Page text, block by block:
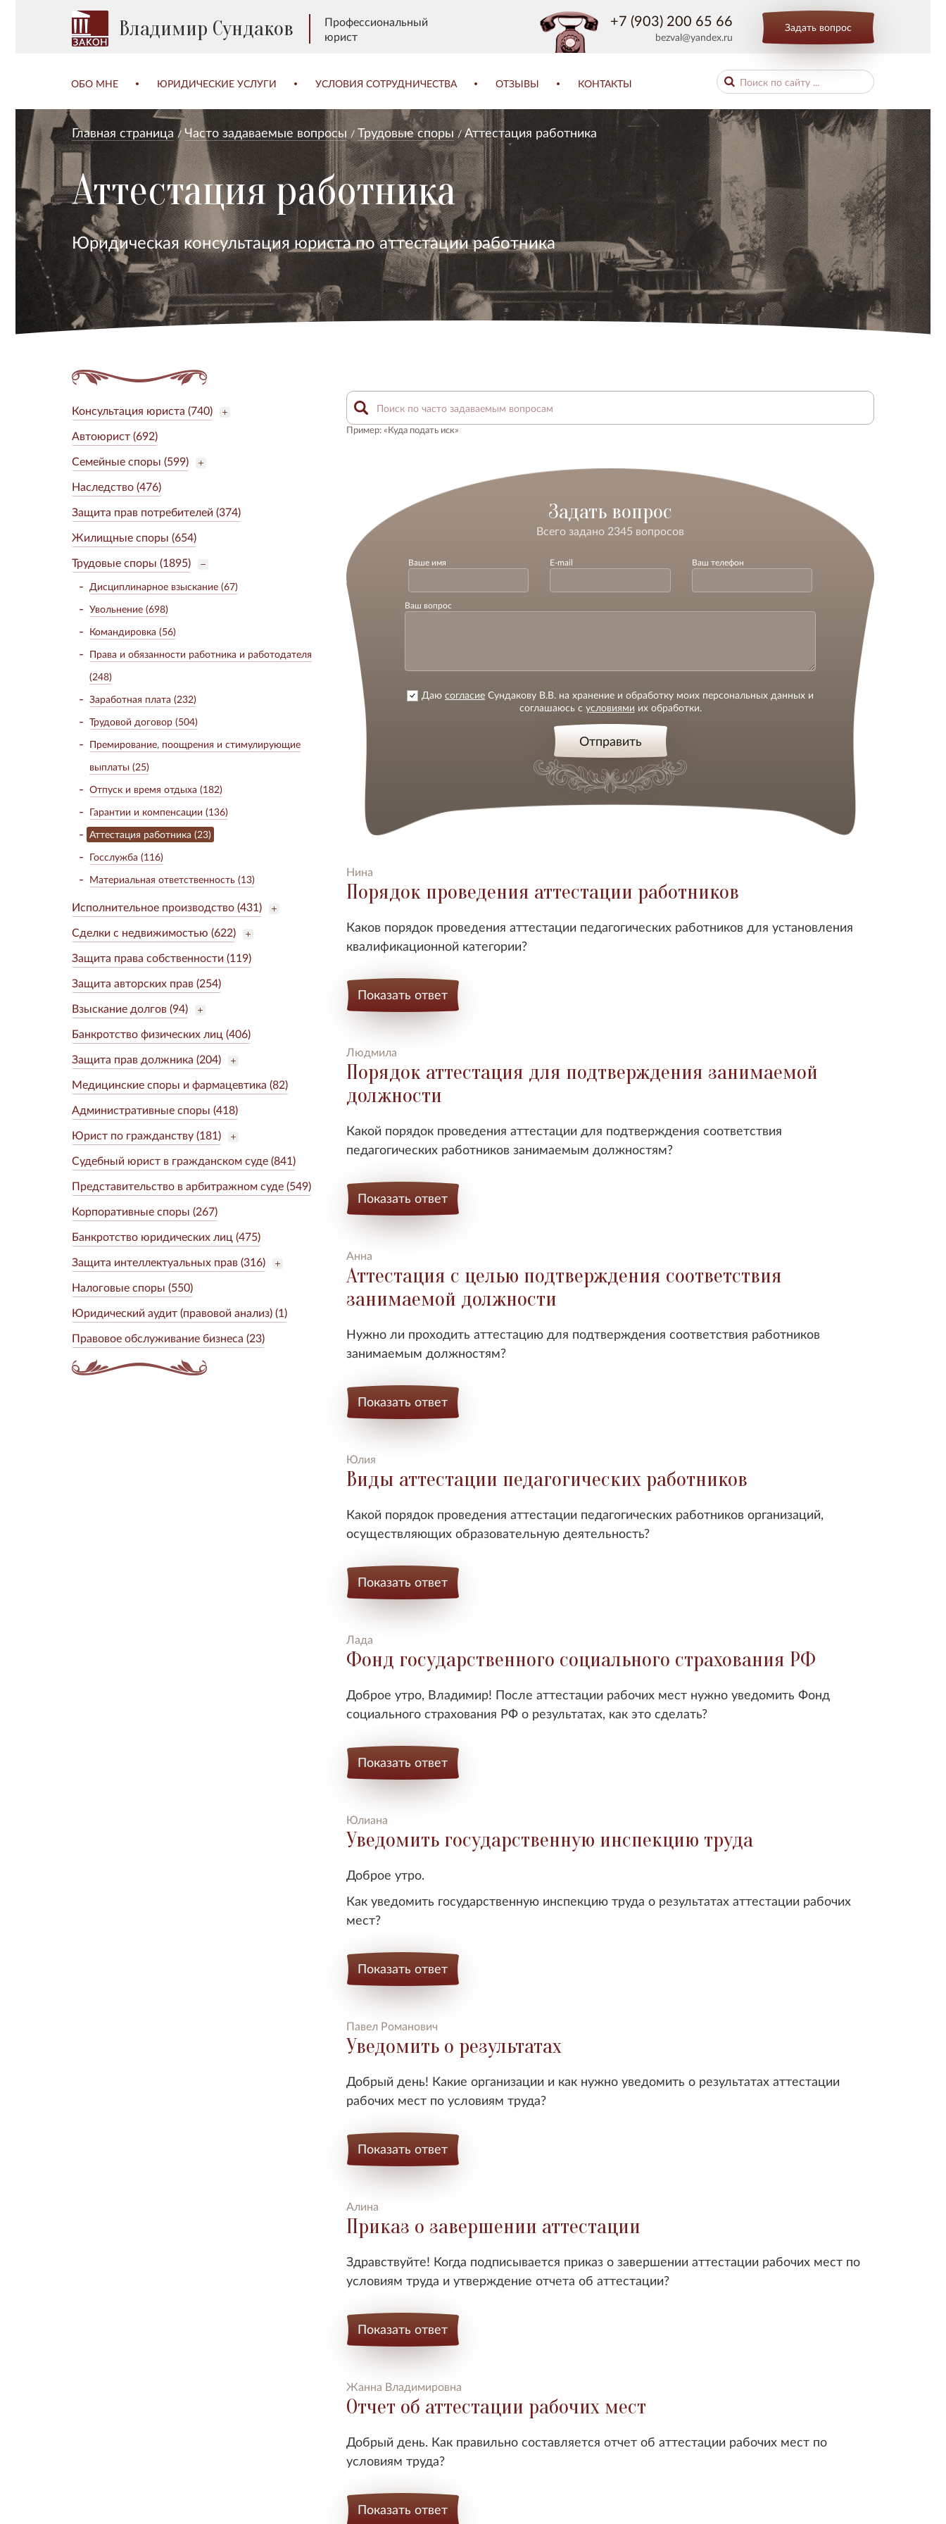
Владимир Сундаков
Профессиональный
юрист
+7 (903) 200 65 66
bezval@yandex.ru
Задать вопрос
ОБО МНЕ ЮРИДИЧЕСКИЕ УСЛУГИ УСЛОВИЯ СОТРУДНИЧЕСТВА ОТЗЫВЫ КОНТАКТЫ
Главная страница Часто задаваемые вопросы Трудовые споры Аттестация работника
Аттестация работника
Юридическая консультация юриста по аттестации работника
Консультация юриста (740)
Автоюрист (692)
Семейные споры (599)
Наследство (476)
Защита прав потребителей (374)
Жилищные споры (654)
Трудовые споры (1895)
Дисциплинарное взыскание (67)
Увольнение (698)
Командировка (56)
Права и обязанности работника и работодателя
(248)
Заработная плата (232)
Трудовой договор (504)
Премирование, поощрения и стимулирующие
выплаты (25)
Отпуск и время отдыха (182)
Гарантии и компенсации (136)
Аттестация работника (23)
Госслужба (116)
Материальная ответственность (13)
Исполнительное производство (431)
Сделки с недвижимостью (622)
Защита права собственности (119)
Защита авторских прав (254)
Взыскание долгов (94)
Банкротство физических лиц (406)
Защита прав должника (204)
Медицинские споры и фармацевтика (82)
Административные споры (418)
Юрист по гражданству (181)
Судебный юрист в гражданском суде (841)
Представительство в арбитражном суде (549)
Корпоративные споры (267)
Банкротство юридических лиц (475)
Защита интеллектуальных прав (316)
Налоговые споры (550)
Юридический аудит (правовой анализ) (1)
Правовое обслуживание бизнеса (23)
Пример: «Куда подать иск»
Задать вопрос
Всего задано 2345 вопросов
Ваше имя E-mail Ваш телефон
Ваш вопрос
Даю согласие Сундакову В.В. на хранение и обработку моих персональных данных и
соглашаюсь с условиями их обработки.
Отправить
Нина
Порядок проведения аттестации работников
Каков порядок проведения аттестации педагогических работников для установления
квалификационной категории?
Показать ответ
Людмила
Порядок аттестация для подтверждения занимаемой
должности
Какой порядок проведения аттестации для подтверждения соответствия
педагогических работников занимаемым должностям?
Показать ответ
Анна
Аттестация с целью подтверждения соответствия
занимаемой должности
Нужно ли проходить аттестацию для подтверждения соответствия работников
занимаемым должностям?
Показать ответ
Юлия
Виды аттестации педагогических работников
Какой порядок проведения аттестации педагогических работников организаций,
осуществляющих образовательную деятельность?
Показать ответ
Лада
Фонд государственного социального страхования РФ
Доброе утро, Владимир! После аттестации рабочих мест нужно уведомить Фонд
социального страхования РФ о результатах, как это сделать?
Показать ответ
Юлиана
Уведомить государственную инспекцию труда
Доброе утро.
Как уведомить государственную инспекцию труда о результатах аттестации рабочих
мест?
Показать ответ
Павел Романович
Уведомить о результатах
Добрый день! Какие организации и как нужно уведомить о результатах аттестации
рабочих мест по условиям труда?
Показать ответ
Алина
Приказ о завершении аттестации
Здравствуйте! Когда подписывается приказ о завершении аттестации рабочих мест по
условиям труда и утверждение отчета об аттестации?
Показать ответ
Жанна Владимировна
Отчет об аттестации рабочих мест
Добрый день. Как правильно составляется отчет об аттестации рабочих мест по
условиям труда?
Показать ответ